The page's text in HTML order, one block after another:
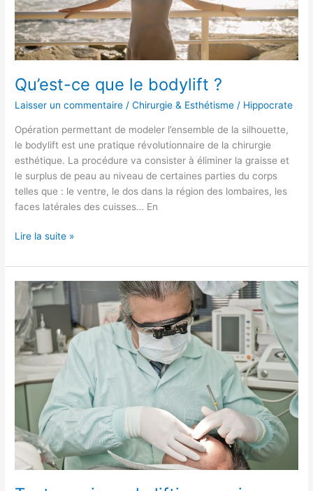
Qu’est-ce que le bodylift ?
Laisser un commentaire /Chirurgie & Esthétisme / Hippocrate
Opération permettant de modeler l’ensemble de la silhouette,
le bodylift est une pratique révolutionnaire de la chirurgie
esthétique. La procédure va consister à éliminer la graisse et
le surplus de peau au niveau de certaines parties du corps
telles que : le ventre, le dos dans la région des lombaires, les
faces latérales des cuisses… En
Lire la suite »
Tout
savoir
sur
le
lifting
cervico-
facial